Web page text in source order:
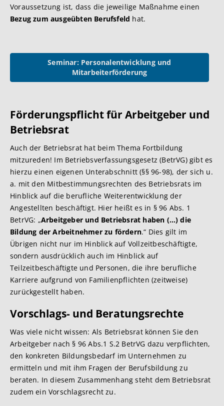
Voraussetzung ist, dass die jeweilige Maßnahme einen
Bezug zum ausgeübten Berufsfeld hat.
Seminar: Personalentwicklung und
Mitarbeiterförderung
Förderungspflicht für Arbeitgeber und
Betriebsrat
Auch der Betriebsrat hat beim Thema Fortbildung
mitzureden! Im Betriebsverfassungsgesetz (BetrVG) gibt es
hierzu einen eigenen Unterabschnitt (§§ 96-98), der sich u.
a. mit den Mitbestimmungsrechten des Betriebsrats im
Hinblick auf die berufliche Weiterentwicklung der
Angestellten beschäftigt. Hier heißt es in § 96 Abs. 1
BetrVG: „Arbeitgeber und Betriebsrat haben (…) die
Bildung der Arbeitnehmer zu fördern.“ Dies gilt im
Übrigen nicht nur im Hinblick auf Vollzeitbeschäftigte,
sondern ausdrücklich auch im Hinblick auf
Teilzeitbeschäftigte und Personen, die ihre berufliche
Karriere aufgrund von Familienpflichten (zeitweise)
zurückgestellt haben.
Vorschlags- und Beratungsrechte
Was viele nicht wissen: Als Betriebsrat können Sie den
Arbeitgeber nach § 96 Abs.1 S.2 BetrVG dazu verpflichten,
den konkreten Bildungsbedarf im Unternehmen zu
ermitteln und mit ihm Fragen der Berufsbildung zu
beraten. In diesem Zusammenhang steht dem Betriebsrat
zudem ein Vorschlagsrecht zu.